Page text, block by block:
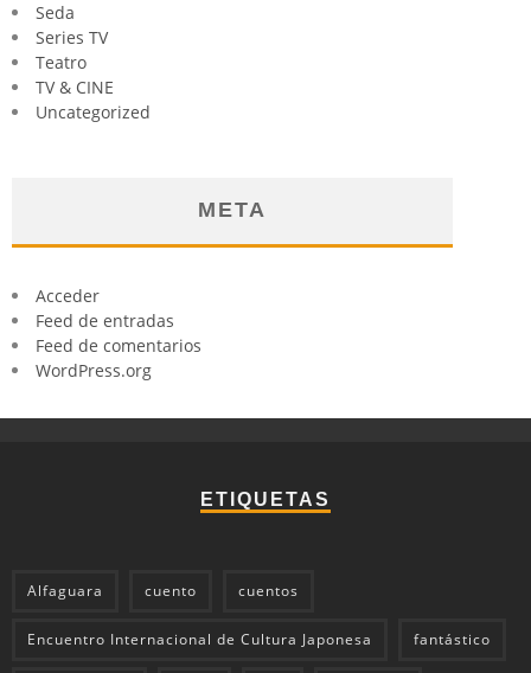
Seda
Series TV
Teatro
TV & CINE
Uncategorized
META
Acceder
Feed de entradas
Feed de comentarios
WordPress.org
ETIQUETAS
Alfaguara cuento cuentos
Encuentro Internacional de Cultura Japonesa fantástico